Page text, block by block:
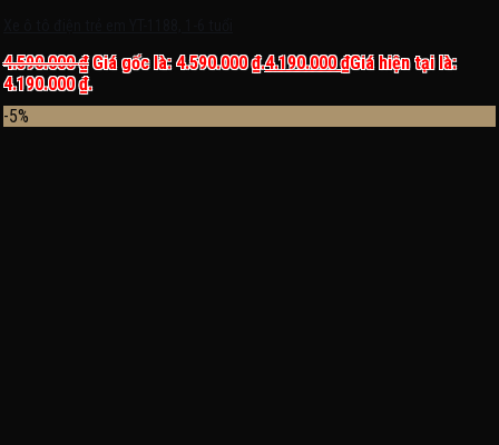
4.590.000₫ Giá gốc là: 4.590.000 ₫.4.190.000₫Giá hiện tại là:
4.190.000 ₫.
-5%